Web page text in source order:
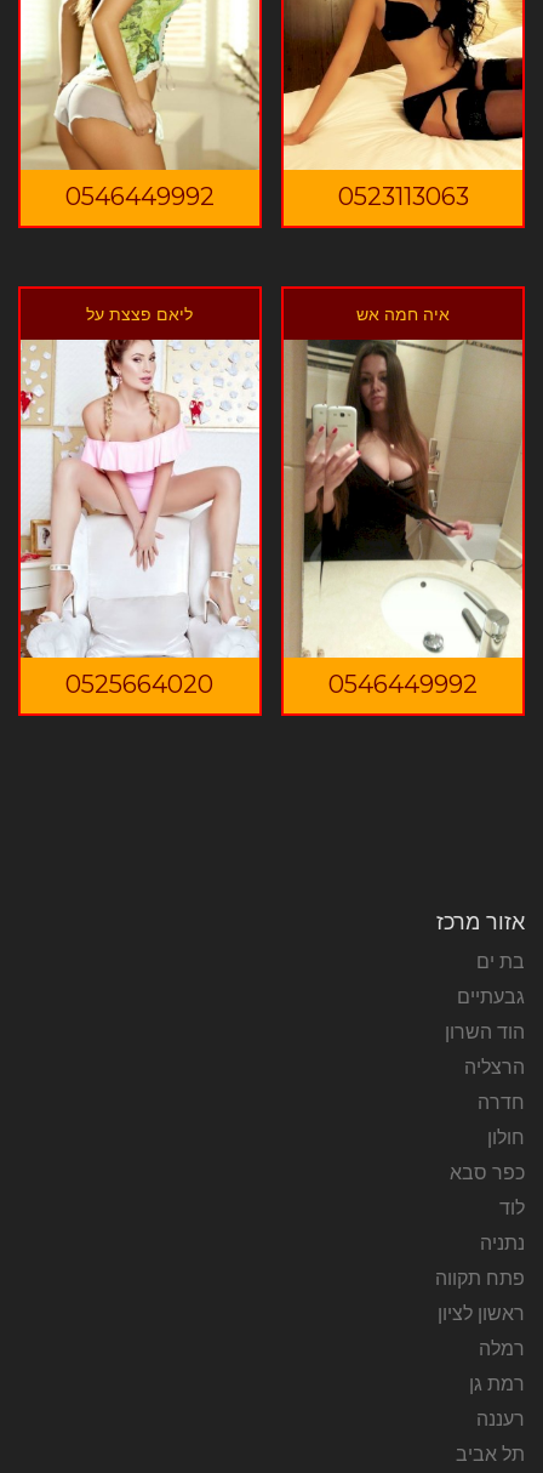
0523113063
0546449992
איה חמה אש
0546449992
ליאם פצצת על
0525664020
אזור מרכז
בת ים
גבעתיים
הוד השרון
הרצליה
חדרה
חולון
כפר סבא
לוד
נתניה
פתח תקווה
ראשון לציון
רמלה
רמת גן
רעננה
תל אביב